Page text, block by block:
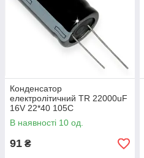
Конденсатор
електролітичний TR 22000uF
16V 22*40 105C
В наявності 10 од.
91 ₴